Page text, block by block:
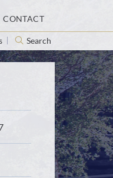
CONTACT
Search